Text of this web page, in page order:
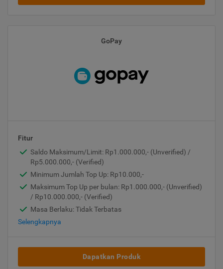
GoPay
Fitur
Saldo Maksimum/Limit: Rp1.000.000,- (Unverified) /
Rp5.000.000,- (Verified)
Minimum Jumlah Top Up: Rp10.000,-
Maksimum Top Up per bulan: Rp1.000.000,- (Unverified)
/ Rp10.000.000,- (Verified)
Masa Berlaku: Tidak Terbatas
Selengkapnya
Dapatkan Produk